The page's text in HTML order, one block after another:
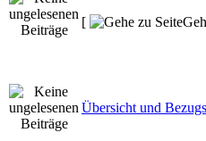
[
Übersicht und